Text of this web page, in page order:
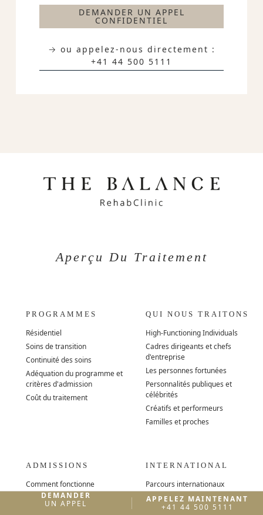
DEMANDER UN APPEL
CONFIDENTIEL
→ ou appelez-nous directement :
+41 44 500 5111
Aperçu Du Traitement
PROGRAMMES
Résidentiel
Soins de transition
Continuité des soins
Adéquation du programme et
critères d'admission
Coût du traitement
QUI NOUS TRAITONS
High-Functioning Individuals
Cadres dirigeants et chefs
d'entreprise
Les personnes fortunées
Personnalités publiques et
célébrités
Créatifs et performeurs
Familles et proches
ADMISSIONS
Comment fonctionne
l'admission
Orientation et professionnels de
INTERNATIONAL
Parcours internationaux
Europe
États-Unis
DEMANDER
UN APPEL
APPELEZ MAINTENANT
+41 44 500 5111